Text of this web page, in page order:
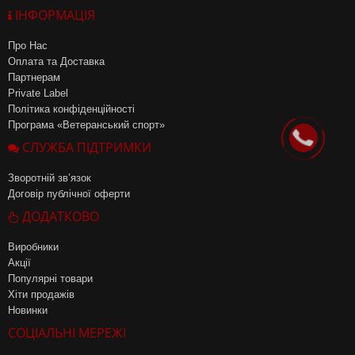
ІНФОРМАЦІЯ
Про Нас
Оплата та Доставка
Партнерам
Private Label
Політика конфіденційності
Програма «Ветеранський спорт»
СЛУЖБА ПІДТРИМКИ
Зворотній зв’язок
Договір публічної оферти
ДОДАТКОВО
Виробники
Акції
Популярні товари
Хіти продажів
Новинки
СОЦІАЛЬНІ МЕРЕЖІ